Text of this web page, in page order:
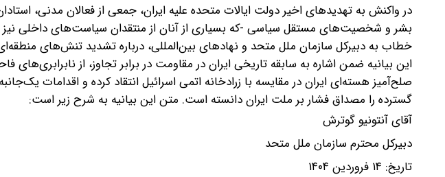
در واکنش به تهدیدهای اخیر دولت ایالات متحده علیه ایران، جمعی از فعالان مدنی،
بشر و شخصیت‌های مستقل سیاسی -که بسیاری از آنان از منتقدان سیاست‌های داخلی
خطاب به دبیرکل سازمان ملل متحد و نهادهای بین‌المللی، درباره تشدید تنش‌های
این بیانیه ضمن اشاره به سابقه تاریخی ایران در مقاومت در برابر تجاوز، از
صلح‌آمیز هسته‌ای ایران در مقایسه با زرادخانه اتمی اسرائیل انتقاد کرده و اقدامات
گسترده را مصداق فشار بر ملت ایران دانسته است. متن این بیانیه به شرح زیر است:‌
آقای آنتونیو گوترش
دبیرکل محترم سازمان ملل متحد
تاریخ: ۱۴ فروردین‌ ۱۴۰۴